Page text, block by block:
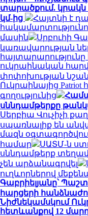
տարածքում. կրակն
կմ-ից
Հայտնի է
մասին
Սրբուհի
կառավարության
ուկրաինական
փոփոխության նշան
Ուկրաինայից
գողությունից
սննդամթերքը
Սերբիա Վուչիչի
սպառնալիք են
մազն
համար
ՍԱՏՄ-ն
սննդամթերք
չեն արձանագրվել
ուղևորներով
Գաբրիելյանը՝
հարցերի
Նիժնեկամսկում
հետևանքով 12